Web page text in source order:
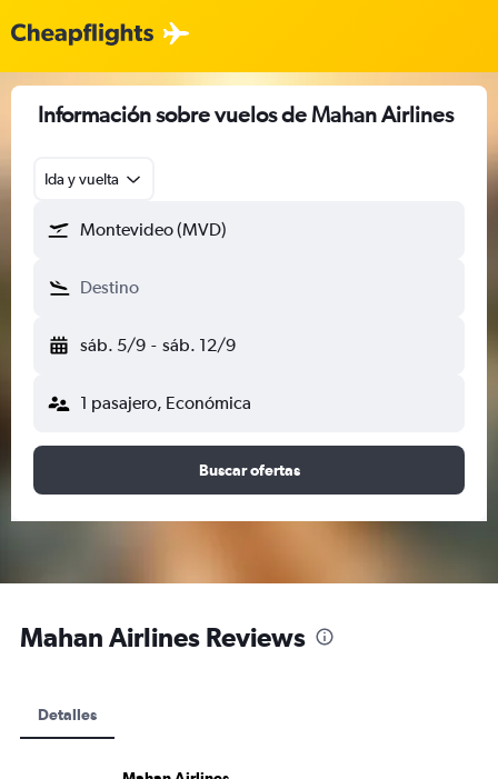
Información sobre vuelos de Mahan Airlines
Ida y vuelta
Montevideo (MVD)
Destino
sáb. 5/9 - sáb. 12/9
1 pasajero, Económica
Buscar ofertas
Mahan Airlines Reviews
Detalles